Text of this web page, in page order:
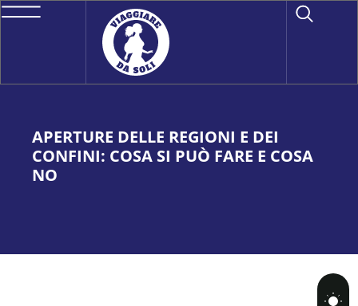
APERTURE DELLE REGIONI E DEI
CONFINI: COSA SI PUÒ FARE E COSA
NO